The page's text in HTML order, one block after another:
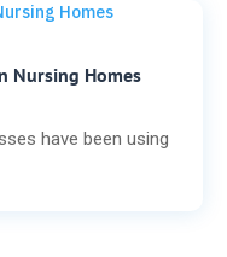
Nursing Homes
have been using